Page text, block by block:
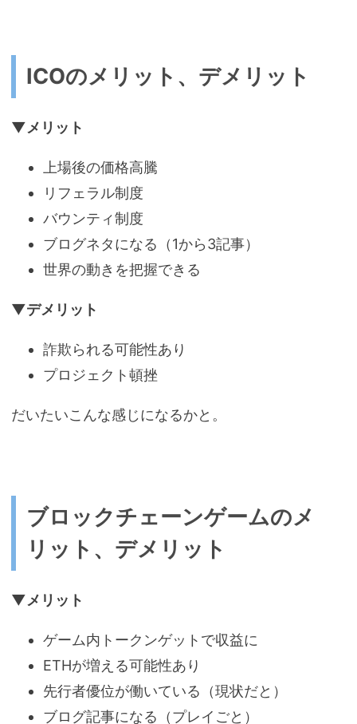
ICOのメリット、デメリット
▼メリット
上場後の価格高騰
リフェラル制度
バウンティ制度
ブログネタになる（1から3記事）
世界の動きを把握できる
▼デメリット
詐欺られる可能性あり
プロジェクト頓挫
だいたいこんな感じになるかと。
ブロックチェーンゲームのメ
リット、デメリット
▼メリット
ゲーム内トークンゲットで収益に
ETHが増える可能性あり
先行者優位が働いている（現状だと）
ブログ記事になる（プレイごと）